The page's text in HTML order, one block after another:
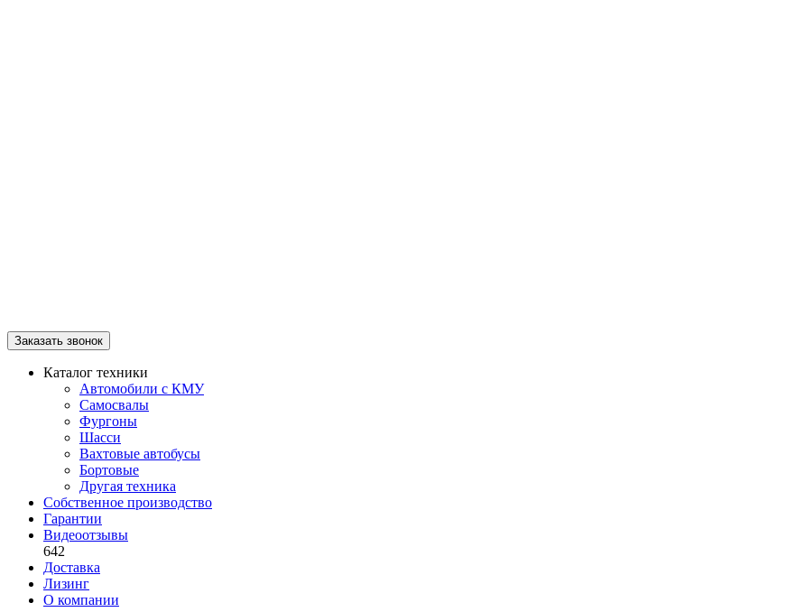
Заказать звонок
Каталог техники
Автомобили с КМУ
Самосвалы
Фургоны
Шасси
Вахтовые автобусы
Бортовые
Другая техника
Собственное производство
Гарантии
Видеоотзывы
642
Доставка
Лизинг
О компании